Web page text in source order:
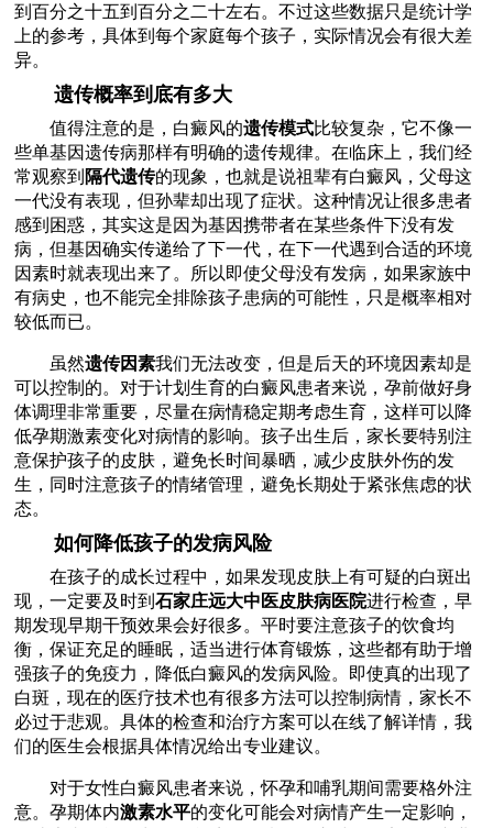
到百分之十五到百分之二十左右。不过这些数据只是统计学
上的参考，具体到每个家庭每个孩子，实际情况会有很大差
异。
遗传概率到底有多大
值得注意的是，白癜风的遗传模式比较复杂，它不像一
些单基因遗传病那样有明确的遗传规律。在临床上，我们经
常观察到 隔代遗传的现象，也就是说祖辈有白癜风，父母这
一代没有表现，但孙辈却出现了症状。这种情况让很多患者
感到困惑，其实这是因为基因携带者在某些条件下没有发
病，但基因确实传递给了下一代，在下一代遇到合适的环境
因素时就表现出来了。所以即使父母没有发病，如果家族中
有病史，也不能完全排除孩子患病的可能性，只是概率相对
较低而已。
虽然遗传因素我们无法改变，但是后天的环境因素却是
可以控制的。对于计划生育的白癜风患者来说，孕前做好身
体调理非常重要，尽量在病情稳定期考虑生育，这样可以降
低孕期激素变化对病情的影响。孩子出生后，家长要特别注
意保护孩子的皮肤，避免长时间暴晒，减少皮肤外伤的发
生，同时注意孩子的情绪管理，避免长期处于紧张焦虑的状
态。
如何降低孩子的发病风险
在孩子的成长过程中，如果发现皮肤上有可疑的白斑出
现，一定要及时到石家庄远大中医皮肤病医院进行检查，早
期发现早期干预效果会好很多。平时要注意孩子的饮食均
衡，保证充足的睡眠，适当进行体育锻炼，这些都有助于增
强孩子的免疫力，降低白癜风的发病风险。即使真的出现了
白斑，现在的医疗技术也有很多方法可以控制病情，家长不
必过于悲观。具体的检查和治疗方案可以在线了解详情，我
们的医生会根据具体情况给出专业建议。
对于女性白癜风患者来说，怀孕和哺乳期间需要格外注
意。孕期体内激素水平的变化可能会对病情产生一定影响，